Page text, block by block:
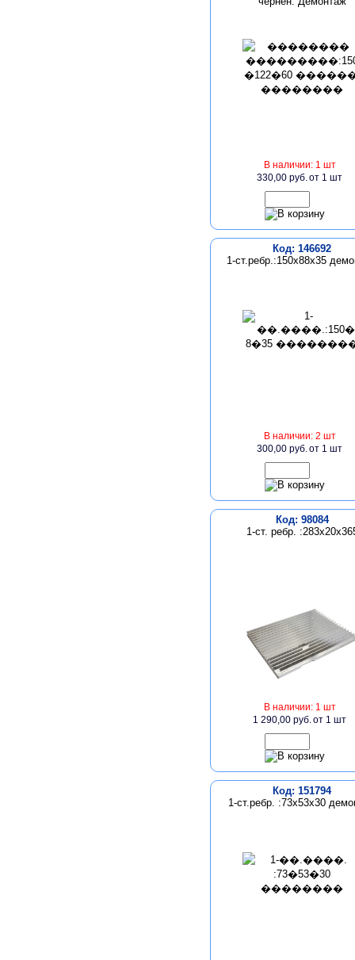
В наличии: 1 шт
330,00 руб.от 1 шт
Код: 146692
1-ст.ребр.:150х88х35
В наличии: 2 шт
300,00 руб.от 1 шт
Код: 98084
1-ст. ребр.
В наличии: 1 шт
1 290,00 руб.от 1 шт
Код: 151794
1-ст.ребр. :73х53х30